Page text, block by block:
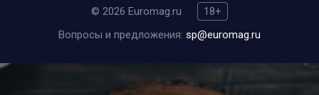
© 2026 Euromag.ru
18+
Вопросы и предложения: sp@euromag.ru